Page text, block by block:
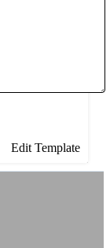
Edit Template